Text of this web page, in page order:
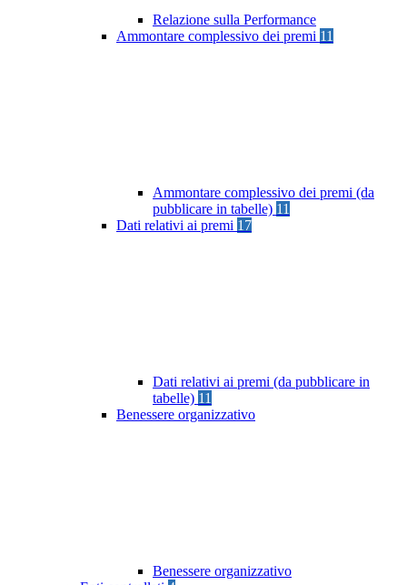
Relazione sulla Performance
Ammontare complessivo dei premi 11
Ammontare complessivo dei premi (da
pubblicare in tabelle) 11
Dati relativi ai premi 17
Dati relativi ai premi (da pubblicare in
tabelle) 11
Benessere organizzativo
Benessere organizzativo